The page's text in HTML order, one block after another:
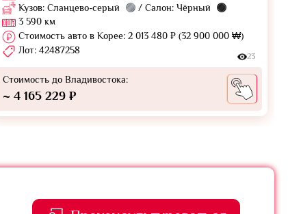
Кузов: Сланцево-серый
/ Салон: Чёрный
3 590 км
Стоимость авто в Корее: 2 013 480 ₽ (32 900 000 ₩)
Лот: 42487258
23
Стоимость до Владивостока:
~ 4 165 229 ₽